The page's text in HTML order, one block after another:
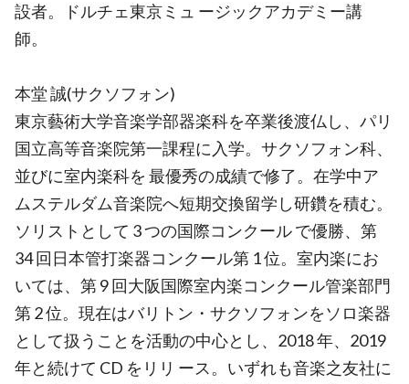
設者。ドルチェ東京ミュ ージックアカデミー講
師。
本堂 誠(サクソフォン)
東京藝術大学音楽学部器楽科を卒業後渡仏し、パリ
国立高等音楽院第一課程に入学。サクソフォン科、
並びに室内楽科を 最優秀の成績で修了。在学中ア
ムステルダム音楽院へ短期交換留学し研鑽を積む。
ソリストとして 3 つの国際コンクール で優勝、第
34 回日本管打楽器コンクール第 1 位。室内楽にお
いては、第 9 回大阪国際室内楽コンクール管楽部門
第 2 位。現在はバリトン・サクソフォンをソロ楽器
として扱うことを活動の中心とし、2018 年、2019
年と続けて CD をリリ ース。いずれも音楽之友社に